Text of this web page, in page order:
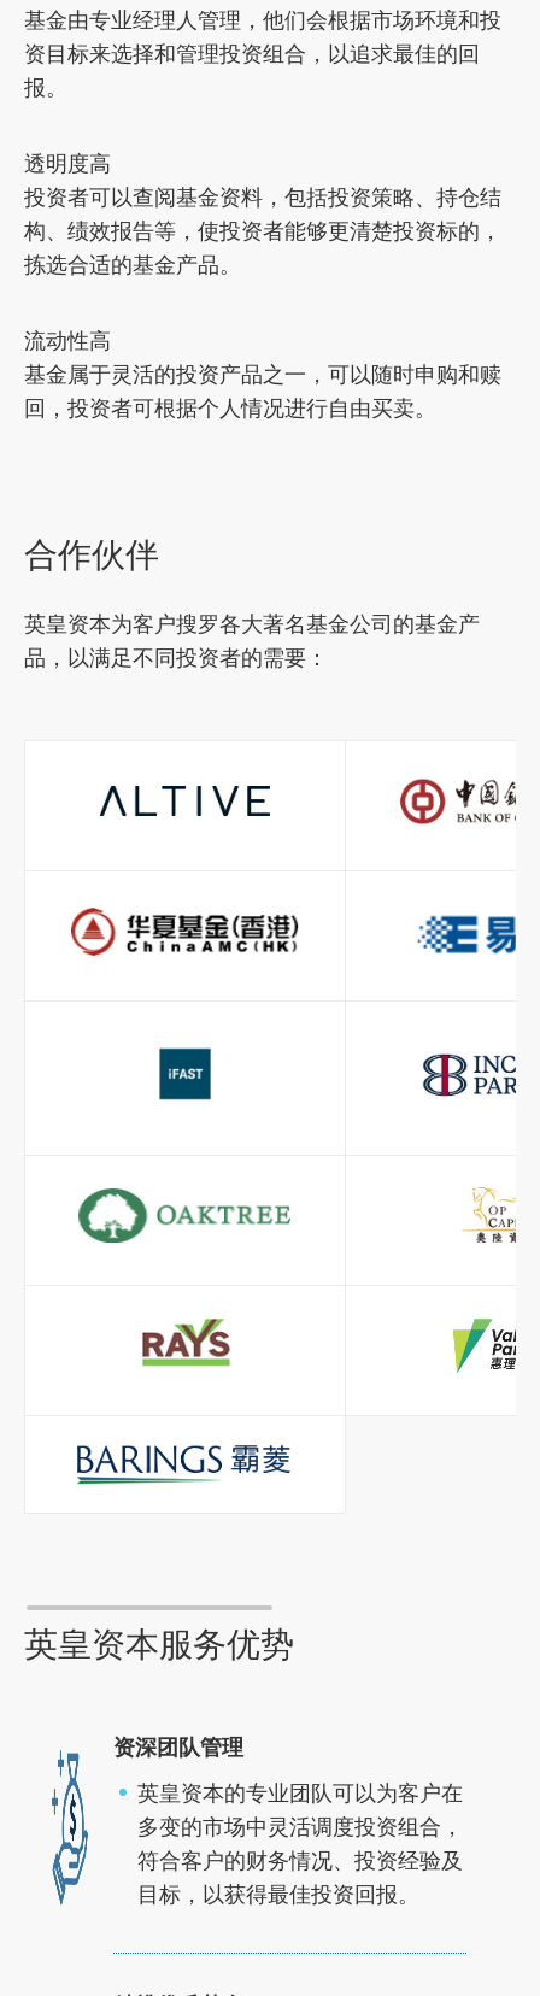
基金由专业经理人管理，他们会根据市场环境和投
资目标来选择和管理投资组合，以追求最佳的回
报。
透明度高
投资者可以查阅基金资料，包括投资策略、持仓结
构、绩效报告等，使投资者能够更清楚投资标的，
拣选合适的基金产品。
流动性高
基金属于灵活的投资产品之一，可以随时申购和赎
回，投资者可根据个人情况进行自由买卖。
合作伙伴
英皇资本为客户搜罗各大著名基金公司的基金产
品，以满足不同投资者的需要：
英皇资本服务优势
资深团队管理
英皇资本的专业团队可以为客户在
多变的市场中灵活调度投资组合，
符合客户的财务情况、投资经验及
目标，以获得最佳投资回报。